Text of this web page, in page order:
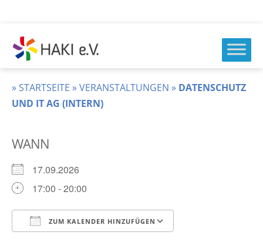
Inhalt
springen
HAKI
e.v.
»STARTSEITE »VERANSTALTUNGEN » DATENSCHUTZ
UND IT AG (INTERN)
WANN
17.09.2026
17:00 - 20:00
ZUM KALENDER HINZUFÜGEN